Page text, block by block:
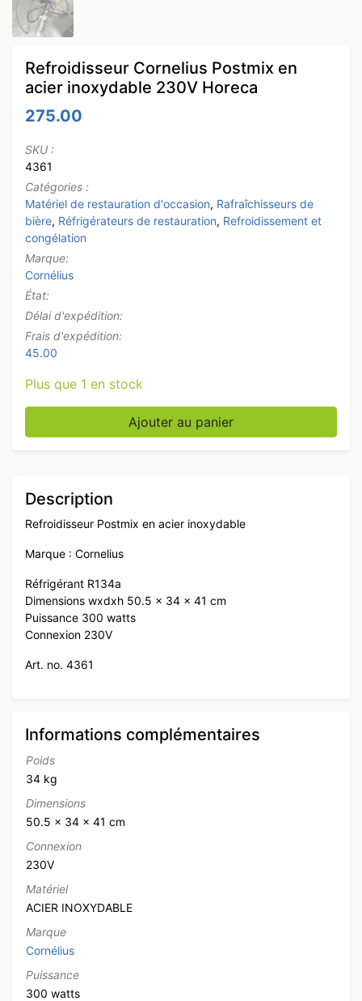
Refroidisseur Cornelius Postmix en
acier inoxydable 230V Horeca
275.00
SKU :
4361
Catégories :
Matériel de restauration d'occasion, Rafraîchisseurs de
bière, Réfrigérateurs de restauration, Refroidissement et
congélation
Marque:
Cornélius
État:
Délai d'expédition:
Frais d'expédition:
45.00
Plus que 1 en stock
quantité de Refroidisseur Cornelius Postmix en acier
Ajouter au panier
Description
Refroidisseur Postmix en acier inoxydable
Marque : Cornelius
Réfrigérant R134a
Dimensions wxdxh 50.5 x 34 x 41 cm
Puissance 300 watts
Connexion 230V
Art. no. 4361
Informations complémentaires
Poids
34 kg
Dimensions
50.5 × 34 × 41 cm
Connexion
230V
Matériel
ACIER INOXYDABLE
Marque
Cornélius
Puissance
300 watts